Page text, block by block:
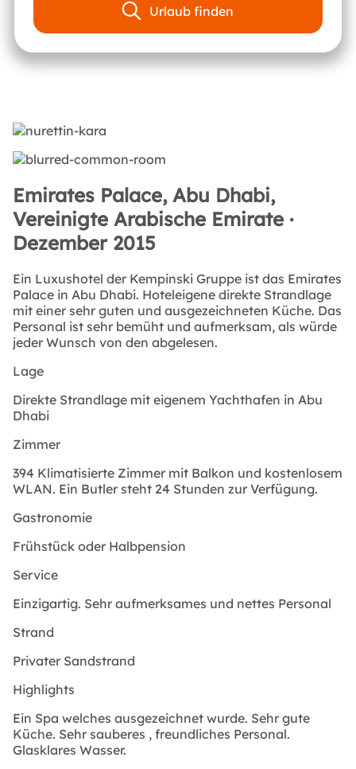
Urlaub finden
Emirates Palace, Abu Dhabi,
Vereinigte Arabische Emirate ·
Dezember 2015
Ein Luxushotel der Kempinski Gruppe ist das Emirates
Palace in Abu Dhabi. Hoteleigene direkte Strandlage
mit einer sehr guten und ausgezeichneten Küche. Das
Personal ist sehr bemüht und aufmerksam, als würde
jeder Wunsch von den abgelesen.
Lage
Direkte Strandlage mit eigenem Yachthafen in Abu
Dhabi
Zimmer
394 Klimatisierte Zimmer mit Balkon und kostenlosem
WLAN. Ein Butler steht 24 Stunden zur Verfügung.
Gastronomie
Frühstück oder Halbpension
Service
Einzigartig. Sehr aufmerksames und nettes Personal
Strand
Privater Sandstrand
Highlights
Ein Spa welches ausgezeichnet wurde. Sehr gute
Küche. Sehr sauberes , freundliches Personal.
Glasklares Wasser.